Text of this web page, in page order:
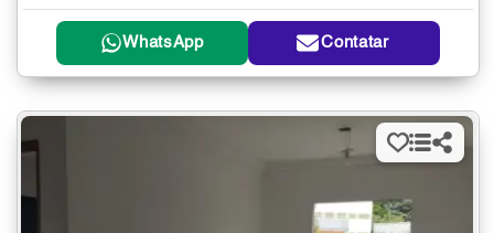
WhatsApp Contatar